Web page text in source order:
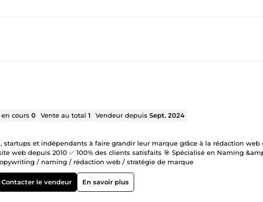
en cours0 Vente au total1 Vendeur depuisSept. 2024
startups et indépendants à faire grandir leur marque grâce à la rédaction web
web depuis 2010 ✅ 100% des clients satisfaits 🎯 Spécialisé en Naming
/ naming / rédaction web / stratégie de marque
Contacter le vendeur En savoir plus